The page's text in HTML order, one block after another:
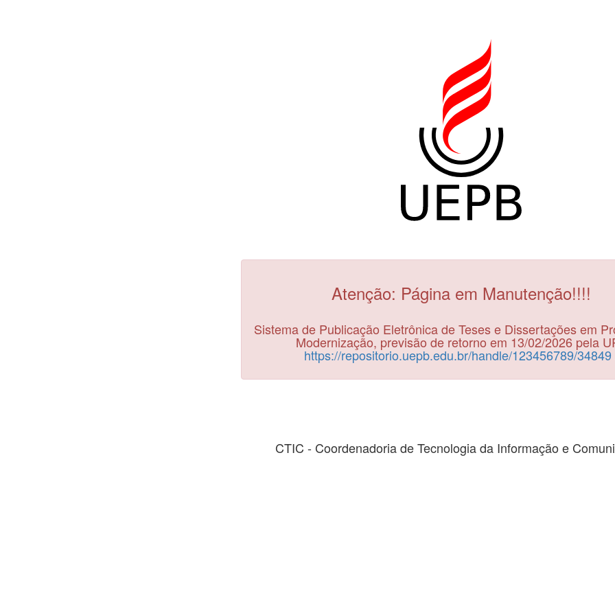
Atenção: Página em Manutenção!!!!
Sistema de Publicação Eletrônica de Teses e Dissertações em
Modernização, previsão de retorno em 13/02/2026 pela
https://repositorio.uepb.edu.br/handle/123456789/34849
CTIC - Coordenadoria de Tecnologia da Informação e